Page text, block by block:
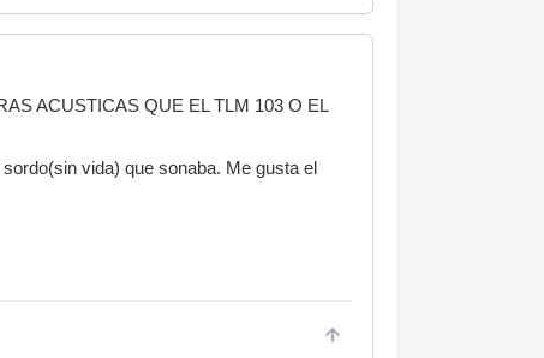
ACUSTICAS QUE EL TLM 103 O EL
vida) que sonaba. Me gusta el